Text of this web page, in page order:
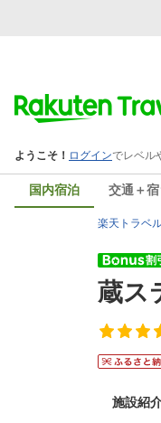
国内宿泊 交通＋宿
楽天トラベ
蔵ス
施設紹